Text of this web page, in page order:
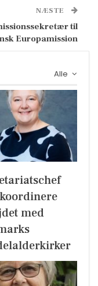
NÆSTE
til
Europamission
Alle
med